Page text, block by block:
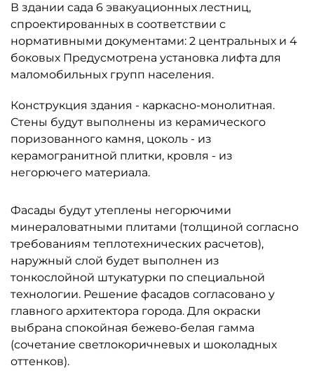
В здании сада 6 эвакуационных лестниц,
спроектированных в соответствии с
нормативными документами: 2 центральных и 4
боковых Предусмотрена установка лифта для
маломобильных групп населения.
Конструкция здания - каркасно-монолитная.
Стены будут выполнены из керамического
поризованного камня, цоколь - из
керамогранитной плитки, кровля - из
негорючего материала.
Фасады будут утеплены негорючими
минераловатными плитами (толщиной согласно
требованиям теплотехнических расчетов),
наружный слой будет выполнен из
тонкослойной штукатурки по специальной
технологии. Решение фасадов согласовано у
главного архитектора города. Для окраски
выбрана спокойная бежево-белая гамма
(сочетание светлокоричневых и шоколадных
оттенков).